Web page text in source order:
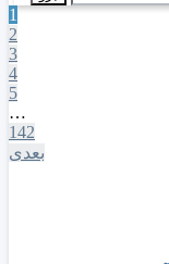
1
2
3
4
5
…
142
بعدی